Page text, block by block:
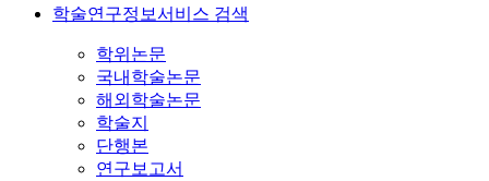
학술연구정보서비스 검색
학위논문
국내학술논문
해외학술논문
학술지
단행본
연구보고서